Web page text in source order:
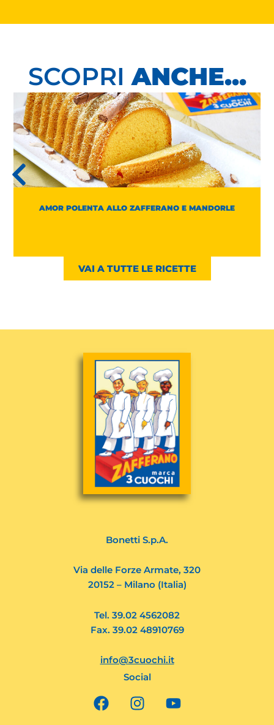
SCOPRIANCHE...
AMOR POLENTA ALLO ZAFFERANO E MANDORLE
VAI A TUTTE LE RICETTE
Bonetti S.p.A.
Via delle Forze Armate, 320
20152 – Milano (Italia)
Tel. 39.02 4562082
Fax. 39.02 48910769
info@3cuochi.it
Social
F
a
I
n
o